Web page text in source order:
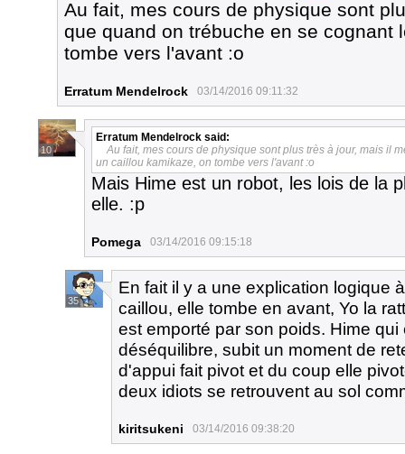
Au fait, mes cours de physique sont
que quand on trébuche en se cognant
tombe vers l'avant :o
Erratum Mendelrock 03/14/2016 09:11:32
10
Erratum Mendelrock said:
Au fait, mes cours de physique sont plus très à jour, mais il
un caillou kamikaze, on tombe vers l'avant :o
Mais Hime est un robot, les lois de la
elle. :p
Pomega 03/14/2016 09:15:18
35
En fait il y a une explication logique
caillou, elle tombe en avant, Yo la
est emporté par son poids. Hime
déséquilibre, subit un moment de
d'appui fait pivot et du coup elle
deux idiots se retrouvent au sol
kiritsukeni 03/14/2016 09:38:20